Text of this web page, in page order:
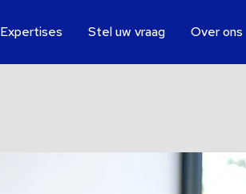
Expertises Stel uw vraag Over ons